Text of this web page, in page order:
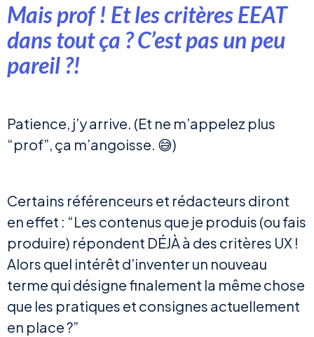
Mais prof ! Et les critères EEAT
dans tout ça ? C’est pas un peu
pareil ?!
Patience, j’y arrive. (Et ne m’appelez plus
“prof”, ça m’angoisse. 😅)
Certains référenceurs et rédacteurs diront
en effet : “Les contenus que je produis (ou fais
produire) répondent DÉJÀ à des critères UX !
Alors quel intérêt d’inventer un nouveau
terme qui désigne finalement la même chose
que les pratiques et consignes actuellement
en place ?”